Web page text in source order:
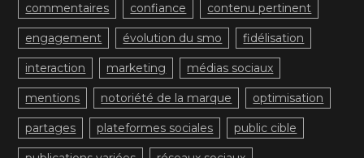
commentaires confiance contenu pertinent
engagement évolution du smo fidélisation
interaction marketing médias sociaux
mentions notoriété de la marque optimisation
partages plateformes sociales public cible